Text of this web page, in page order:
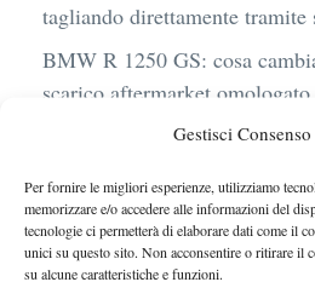
Gestisci
Per fornire le migliori esperienze, utilizziamo
memorizzare e/o accedere alle informazioni del
tecnologie ci permetterà di elaborare dati come il
unici su questo sito. Non acconsentire o ritirare il
su alcune caratteristiche e funzioni.
tagliando direttamente tramite
BMW R 1250 GS: cosa
scarico aftermarket omologato
Audi Q4 e-Tron 40 Business
termine
Ufficiale l’arrivo degli stop